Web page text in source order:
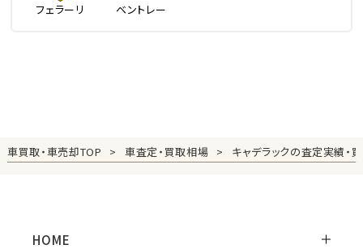
フェラーリ ベントレー
車買取・車売却TOP 車査定・買取相場 キャデラックの査定実績・
HOME